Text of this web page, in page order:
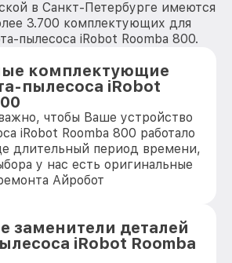
в Санкт-Петербурге имеются
3.700 комплектующих для
пылесоса iRobot Roomba 800.
комплектующие
пылесоса iRobot
чтобы Ваше устройство
iRobot Roomba 800 работало
длительный период времени,
у нас есть оригинальные
Айробот
заменители деталей
iRobot Roomba